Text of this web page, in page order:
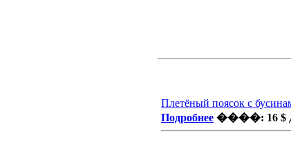
Плетёный поясок с
Подробнее ����: 16 $